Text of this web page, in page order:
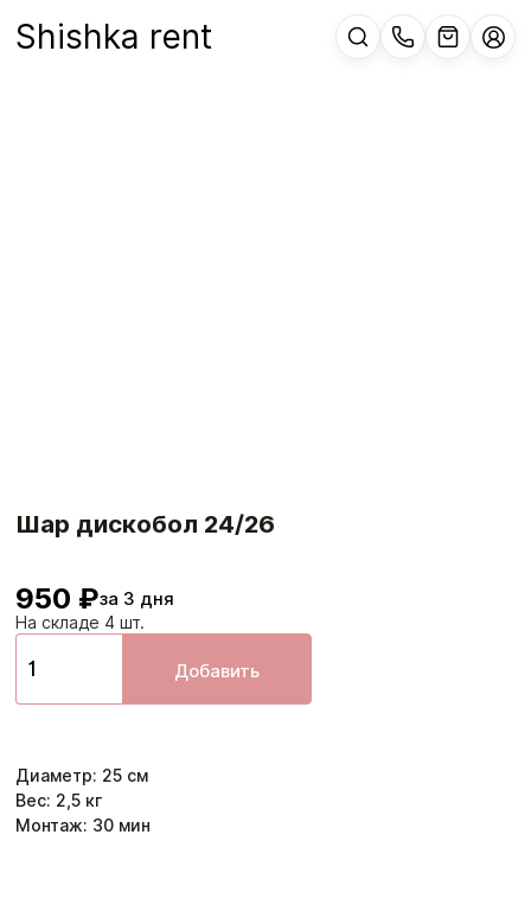
Shishka rent
Шар дискобол 24/26
950 ₽за 3 дня
На складе 4 шт.
Добавить
Диаметр: 25 см
Вес: 2,5 кг
Монтаж: 30 мин